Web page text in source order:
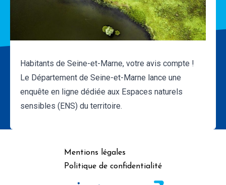
Habitants de Seine-et-Marne, votre avis compte !
Le Département de Seine-et-Marne lance une
enquête en ligne dédiée aux Espaces naturels
sensibles (ENS) du territoire.
Mentions légales
Politique de confidentialité